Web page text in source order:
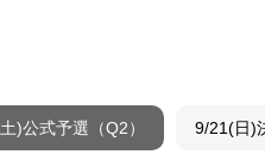
)公式予選（Q2） 9/21(日)